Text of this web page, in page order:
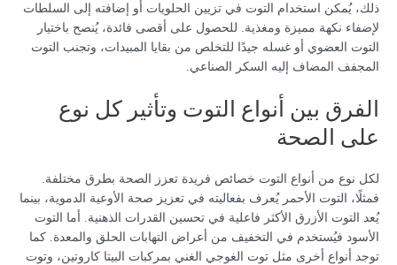
ذلك، يُمكن استخدام التوت في تزيين الحلويات أو إضافته إلى السلطات
لإضفاء نكهة مميزة ومغذية. للحصول على أقصى فائدة، يُنصح باختيار
التوت العضوي أو غسله جيدًا للتخلص من بقايا المبيدات، وتجنب التوت
المجفف المضاف إليه السكر الصناعي.
الفرق بين أنواع التوت وتأثير كل نوع
على الصحة
لكل نوع من أنواع التوت خصائص فريدة تعزز الصحة بطرق مختلفة.
فمثلًا، التوت الأحمر يُعرف بفعاليته في تعزيز صحة الأوعية الدموية، بينما
يُعد التوت الأزرق الأكثر فاعلية في تحسين القدرات الذهنية. أما التوت
الأسود فيُستخدم في التخفيف من أعراض التهابات الحلق والمعدة. كما
توجد أنواع أخرى مثل توت الغوجي الغني بمركبات البيتا كاروتين، وتوت